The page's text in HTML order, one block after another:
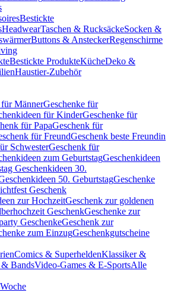
Bestickte
HeadwearTaschen & RucksäckeSocken &
Buttons & AnsteckerRegenschirme
Bestickte ProdukteKücheDeko &
Haustier-Zubehör
MännerGeschenke für
für KinderGeschenke für
für PapaGeschenk für
für FreundGeschenk beste Freundin
SchwesterGeschenk für
zum GeburtstagGeschenkideen
Geschenkideen 30.
50. GeburtstagGeschenke
Geschenk
zur HochzeitGeschenk zur goldenen
GeschenkGeschenke zur
GeschenkeGeschenk zur
zum EinzugGeschenkgutscheine
Comics & SuperheldenKlassiker &
BandsVideo-Games & E-SportsAlle